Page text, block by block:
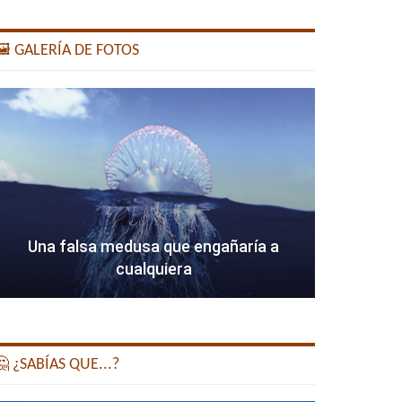
GALERÍA DE FOTOS
Una falsa medusa que engañaría a
cualquiera
¿SABÍAS QUE...?